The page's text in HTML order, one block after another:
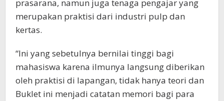
prasarana, namun juga tenaga pengajar yang
merupakan praktisi dari industri pulp dan
kertas.
“Ini yang sebetulnya bernilai tinggi bagi
mahasiswa karena ilmunya langsung diberikan
oleh praktisi di lapangan, tidak hanya teori dan
Buklet ini menjadi catatan memori bagi para